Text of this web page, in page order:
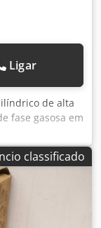
Ligar
de alta
fase gasosa em
processo.
gasosos.
Tipo: 1000
do artigo:
de filtro: filtro de
classificado